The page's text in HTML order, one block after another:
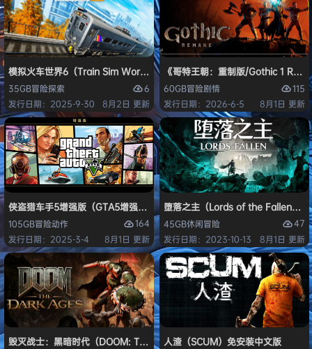
模拟火车世界6（Train Sim World 6）免安装中文版
35GB冒险探索
6
发行日期：2025-9-30
8月2日 更新
《哥特王朝：重制版/Gothic 1
60GB冒险剧情
115
发行日期：2026-6-5
8月1日 更新
侠盗猎车手5增强版（GTA5增强版（Grand Theft Auto V Enhanced）免
105GB冒险动作
164
发行日期：2025-3-4
8月1日 更新
堕落之主（Lords of the Fallen）免
45GB休闲冒险
47
发行日期：2023-10-13
8月1日 更新
毁灭战士：黑暗时代（DOOM: The Dark Ages）免安装中文版
人渣（SCUM）免安装中文版